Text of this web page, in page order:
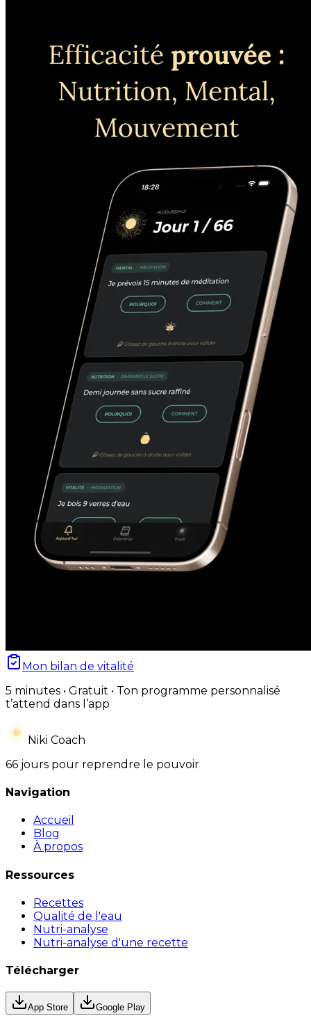
Mon bilan de vitalité
5 minutes • Gratuit • Ton programme personnalisé
t’attend dans l’app
Niki Coach
66 jours pour reprendre le pouvoir
Navigation
Accueil
Blog
À propos
Ressources
Recettes
Qualité de l'eau
Nutri-analyse
Nutri-analyse d'une recette
Télécharger
App Store Google Play